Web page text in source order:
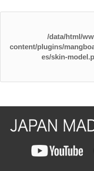
/data/html/
content/plugins/
es/skin-